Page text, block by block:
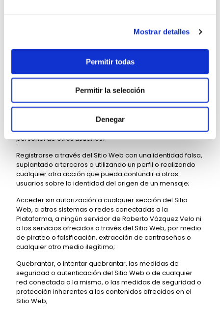
Mostrar detalles
Permitir todas
Permitir la selección
Denegar
utilización del Sitio Web con fines ilegales o no
específicamente y sin que el siguiente listado tenga
Usar el Sitio Web en forma alguna que pueda provocar
daños, interrupciones, ineficiencias o defectos en su
funcionalidad o en el ordenador de un tercero;
Usar el Sitio Web para la transmisión, la instalación o la
publicación de cualquier virus, código malicioso u otros
Usar el Sitio Web para recoger datos de carácter
personal de otros usuarios;
Registrarse a través del Sitio Web con una identidad falsa,
suplantado a terceros o utilizando un perfil o realizando
cualquier otra acción que pueda confundir a otros
usuarios sobre la identidad del origen de un mensaje;
Acceder sin autorización a cualquier sección del Sitio
Web, a otros sistemas o redes conectadas a la
Plataforma, a ningún servidor de Roberto Vázquez Velo ni
a los servicios ofrecidos a través del Sitio Web, por medio
de pirateo o falsificación, extracción de contraseñas o
cualquier otro medio ilegítimo;
Quebrantar, o intentar quebrantar, las medidas de
seguridad o autenticación del Sitio Web o de cualquier
red conectada a la misma, o las medidas de seguridad o
protección inherentes a los contenidos ofrecidos en el
Sitio Web;